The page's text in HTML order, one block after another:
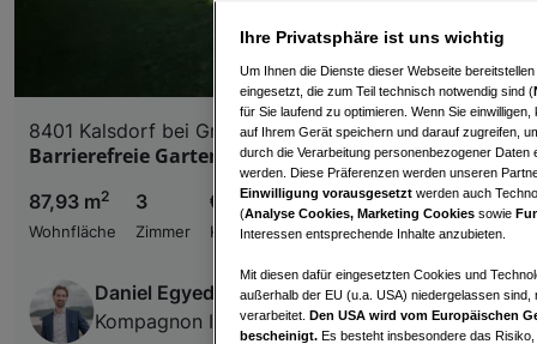
8401 Kalsdorf bei Graz
Barrierefreie Gartenwohnung mit Doppelcarport!
87,93 m2
Wohnfläche
3
Zimmer
€ 395.000,00
Kaufpreis
Daniel Egyed
Kompagnon Immobilien GmbH
Ihre Privatsphäre ist uns wichtig
Um Ihnen die Dienste dieser Webseite
eingesetzt, die zum Teil technisch notwendig sind (
für Sie laufend zu optimieren. Wenn Sie
auf Ihrem Gerät speichern und darauf zugreifen,
durch die Verarbeitung personenbezogener
werden. Diese Präferenzen werden unseren
Einwilligung vorausgesetzt werden auch
(Analyse Cookies, Marketing Cookies sowie
Interessen entsprechende Inhalte anzubieten.
Mit diesen dafür eingesetzten Cookies und
außerhalb der EU (u.a. USA) niedergelassen
verarbeitet. Den USA wird vom Europäischen
bescheinigt. Es besteht insbesondere das